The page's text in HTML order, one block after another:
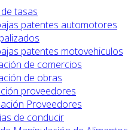
tasas
patentes automotores
patentes motovehiculos
de comercios
de obras
proveedores
Proveedores
de conducir